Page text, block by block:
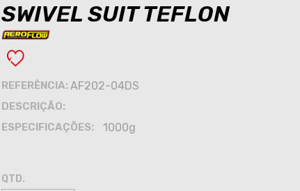
SWIVEL SUIT TEFLON
REFERÊNCIA: AF202-04DS
DESCRIÇÃO:
ESPECIFICAÇÕES:
1000g
QTD.